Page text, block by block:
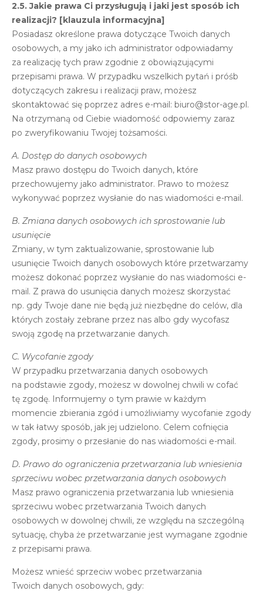
2.5. Jakie prawa Ci przysługują i jaki jest sposób ich
realizacji? [klauzula informacyjna]
Posiadasz określone prawa dotyczące Twoich danych
osobowych, a my jako ich administrator odpowiadamy
za realizację tych praw zgodnie z obowiązującymi
przepisami prawa. W przypadku wszelkich pytań i próśb
dotyczących zakresu i realizacji praw, możesz
skontaktować się poprzez adres e-mail: biuro@stor-age.pl.
Na otrzymaną od Ciebie wiadomość odpowiemy zaraz
po zweryfikowaniu Twojej tożsamości.
A. Dostęp do danych osobowych
Masz prawo dostępu do Twoich danych, które
przechowujemy jako administrator. Prawo to możesz
wykonywać poprzez wysłanie do nas wiadomości e-mail.
B. Zmiana danych osobowych ich sprostowanie lub
usunięcie
Zmiany, w tym zaktualizowanie, sprostowanie lub
usunięcie Twoich danych osobowych które przetwarzamy
możesz dokonać poprzez wysłanie do nas wiadomości e-
mail. Z prawa do usunięcia danych możesz skorzystać
np. gdy Twoje dane nie będą już niezbędne do celów, dla
których zostały zebrane przez nas albo gdy wycofasz
swoją zgodę na przetwarzanie danych.
C. Wycofanie zgody
W przypadku przetwarzania danych osobowych
na podstawie zgody, możesz w dowolnej chwili w cofać
tę zgodę. Informujemy o tym prawie w każdym
momencie zbierania zgód i umożliwiamy wycofanie zgody
w tak łatwy sposób, jak jej udzielono. Celem cofnięcia
zgody, prosimy o przesłanie do nas wiadomości e-mail.
D. Prawo do ograniczenia przetwarzania lub wniesienia
sprzeciwu wobec przetwarzania danych osobowych
Masz prawo ograniczenia przetwarzania lub wniesienia
sprzeciwu wobec przetwarzania Twoich danych
osobowych w dowolnej chwili, ze względu na szczególną
sytuację, chyba że przetwarzanie jest wymagane zgodnie
z przepisami prawa.
Możesz wnieść sprzeciw wobec przetwarzania
Twoich danych osobowych, gdy: